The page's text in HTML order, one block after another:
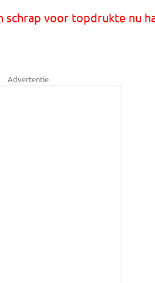
schrap voor topdrukte nu
Advertentie